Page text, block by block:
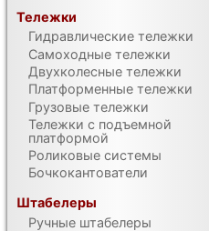
Тележки
Гидравлические тележки
Самоходные тележки
Двухколесные тележки
Платформенные тележки
Грузовые тележки
Тележки с подъемной
платформой
Роликовые системы
Бочкокантователи
Штабелеры
Ручные штабелеры